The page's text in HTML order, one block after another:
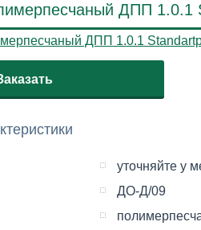
ДПП 1.0.1
уточняйте у
ДО-Д/09